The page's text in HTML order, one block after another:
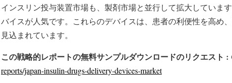
インスリン投与装置市場も、製剤市場と並行して拡大していま
バイスが人気です。これらのデバイスは、患者の利便性を高め
見込まれています。
この戦略的レポートの無料サンプルダウンロードのリクエスト :
reports/japan-insulin-drugs-delivery-devices-market